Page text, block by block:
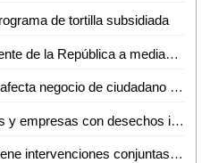
de tortilla subsidiada
Se prevé la visita del Presidente de la República a mediados de julio: David Medina
Olor insoportable de basura afecta negocio de ciudadano en Ciudad Valles
En SLP gaseras, gasolineras y empresas con desechos industriales operan de manera ilegal
Gobierno de la Capital mantiene intervenciones conjuntas para evitar tiraderos clandestinos